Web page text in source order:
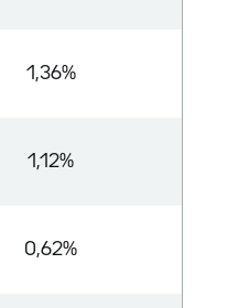
1,36%
1,12%
0,62%